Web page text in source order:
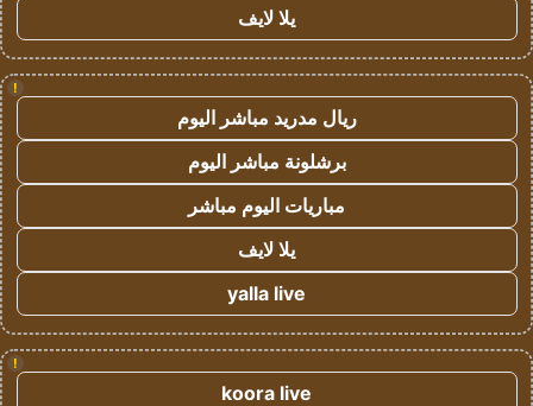
يلا لايف
!
ريال مدريد مباشر اليوم
برشلونة مباشر اليوم
مباريات اليوم مباشر
يلا لايف
yalla live
!
koora live